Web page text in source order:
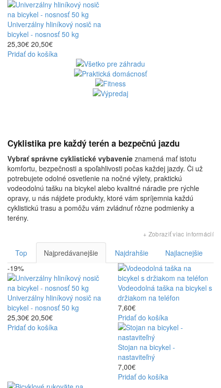
Univerzálny hliníkový nosič na
bicykel - nosnosť 50 kg
25,30€ 20,50€
Pridať do košíka
Cyklistika pre každý terén a bezpečnú jazdu
Vybrať správne cyklistické vybavenie znamená mať istotu
komfortu, bezpečnosti a spoľahlivosti počas každej jazdy. Či už
potrebujete odolné osvetlenie na nočné výlety, praktickú
vodeodolnú tašku na bicykel alebo kvalitné náradie pre rýchle
opravy, u nás nájdete produkty, ktoré vám spríjemnia každú
cyklistickú trasu a pomôžu vám zvládnuť rôzne podmienky a
terény.
+ Zobraziť viac informácií
ostatné športy
sada bicyklového náradia pre strednú
vodeodolná taška na bicykel s držiakom na telefón
Top Najpredávanejšie Najdrahšie
Najlacnejšie
-19%
Univerzálny hliníkový nosič na
bicykel - nosnosť 50 kg
25,30€ 20,50€
Pridať do košíka
Vodeodolná taška na bicykel s
držiakom na teléfon
7,60€
Pridať do košíka
Stojan na bicykel -
nastaviteľný
7,00€
Pridať do košíka